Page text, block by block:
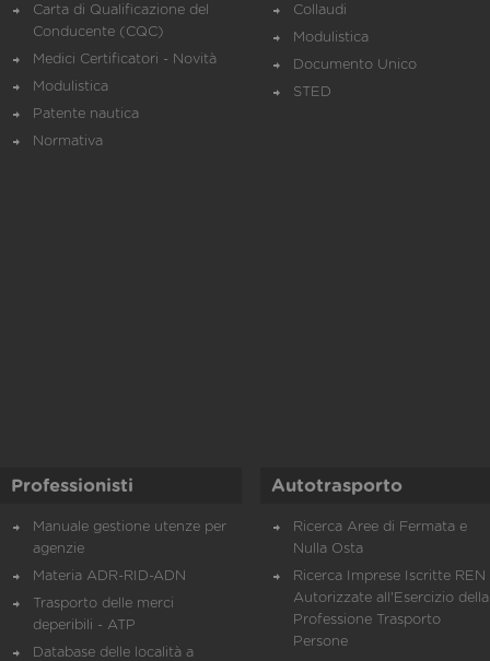
Carta di Qualificazione del
Conducente (CQC)
Medici Certificatori - Novità
Modulistica
Patente nautica
Normativa
Collaudi
Modulistica
Documento Unico
STED
Professionisti
Manuale gestione utenze per
agenzie
Materia ADR-RID-ADN
Trasporto delle merci
deperibili - ATP
Database delle località a
Autotrasporto
Ricerca Aree di Fermata e
Nulla Osta
Ricerca Imprese Iscritte REN
Autorizzate all'Esercizio della
Professione Trasporto
Persone